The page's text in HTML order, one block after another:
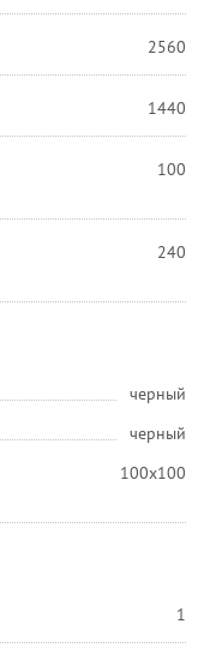
2560
1440
100
240
черный
черный
100х100
1